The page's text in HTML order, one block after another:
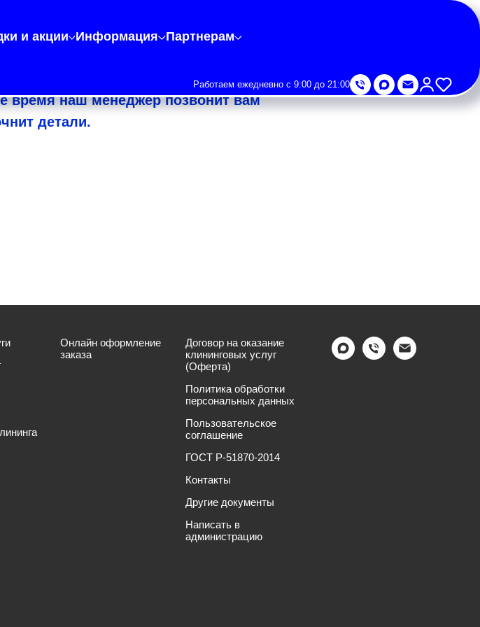
наш менеджер позвонит вам
детали.
и акции Информация Партнерам
Работаем ежедневно с 9:00 до 21:00
Онлайн оформление
заказа
Договор на оказание
клининговых услуг
(Оферта)
Политика обработки
персональных данных
Пользовательское
соглашение
ГОСТ Р-51870-2014
Контакты
Другие документы
Написать в
администрацию